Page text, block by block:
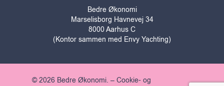
Bedre Økonomi
Marselisborg Havnevej 34
8000 Aarhus C
(Kontor sammen med Envy Yachting)
© 2026 Bedre Økonomi. – Cookie- og